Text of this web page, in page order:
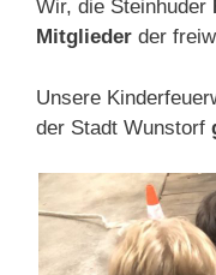
Wir, die Steinhuder
Mitglieder der
Unsere
der Stadt Wunstorf